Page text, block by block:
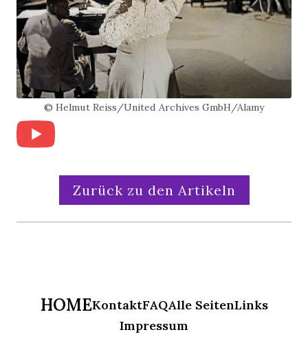
© Helmut Reiss/United Archives GmbH/Alamy
Zurück zu den Artikeln
HOMEKontaktFAQAlle SeitenLinks
Impressum